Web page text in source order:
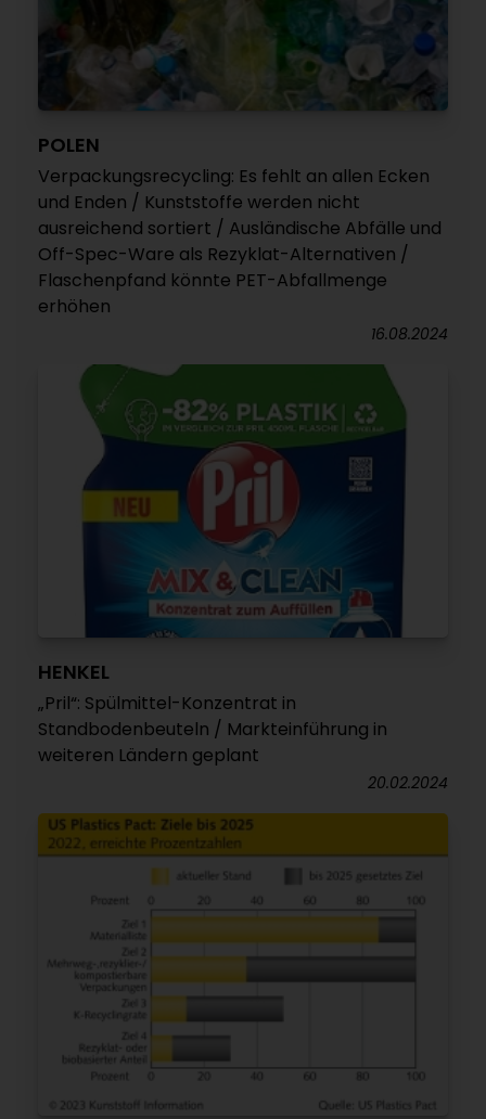
POLEN
Verpackungsrecycling: Es fehlt an allen Ecken
und Enden / Kunststoffe werden nicht
ausreichend sortiert / Ausländische Abfälle und
Off-Spec-Ware als Rezyklat-Alternativen /
Flaschenpfand könnte PET-Abfallmenge
erhöhen
16.08.2024
HENKEL
„Pril“: Spülmittel-Konzentrat in
Standbodenbeuteln / Markteinführung in
weiteren Ländern geplant
20.02.2024